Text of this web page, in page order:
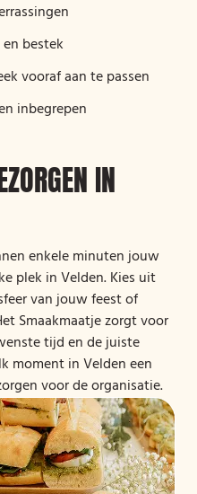
bestek
vooraf aan te passen
inbegrepen
IN
enkele minuten jouw
plek in Velden. Kies uit
van jouw feest of
Smaakmaatje zorgt voor
tijd en de juiste
moment in Velden een
voor de organisatie.